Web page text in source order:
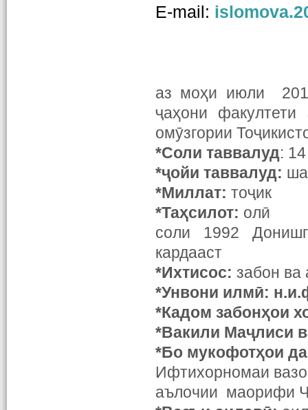
Е-mail:
аз моҳи июли
ҷаҳони
омӯзгории
*Соли таввалуд:
*ҷойи таввалуд:
*Миллат: тоҷик
*Таҳсилот: олӣ
соли 1992
кардааст
*Ихтисос: забон ва
*Унвони илмӣ:
*Кадом забонҳои
*Вакили Маҷлиси
*Бо мукофотҳои
Ифтихорномаи
аълочии маорифи